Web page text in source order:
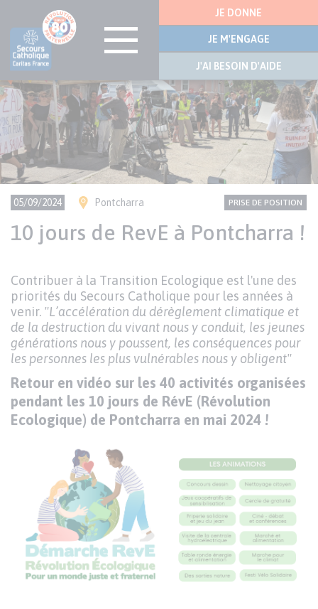
Aller
au
contenu
principal
latérale
JE DONNE
JE M'ENGAGE
J'AI BESOIN D'AIDE
Visuel
bannière
05/09/2024 Ville(s)
Pontcharra
CONTENU
Thème
PRISE DE POSITION
10 jours de RevE à Pontcharra !
Paragraphes
de
contenu
Texte
Contribuer à la Transition Ecologique est l'une des
priorités du Secours Catholique pour les années à
venir. "L’accélération du dérèglement climatique et
de la destruction du vivant nous y conduit, les jeunes
générations nous y poussent, les conséquences pour
les personnes les plus vulnérables nous y obligent"
Retour en vidéo sur les 40 activités organisées
pendant les 10 jours de RévE (Révolution
Ecologique) de Pontcharra en mai 2024 !